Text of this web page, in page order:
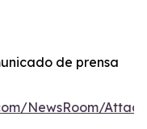
de prensa
NewsRoom/